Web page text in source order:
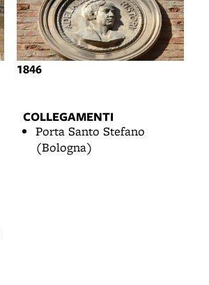
1846
COLLEGAMENTI
Porta Santo Stefano
(Bologna)